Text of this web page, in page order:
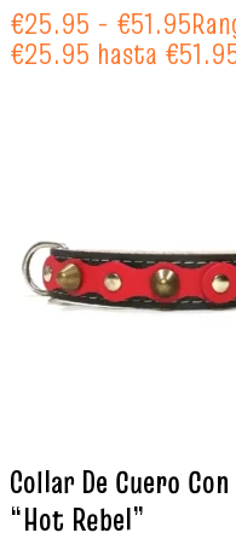
€25.95 - €51.95
€25.95 hasta
Collar De Cuero
“Hot Rebel”